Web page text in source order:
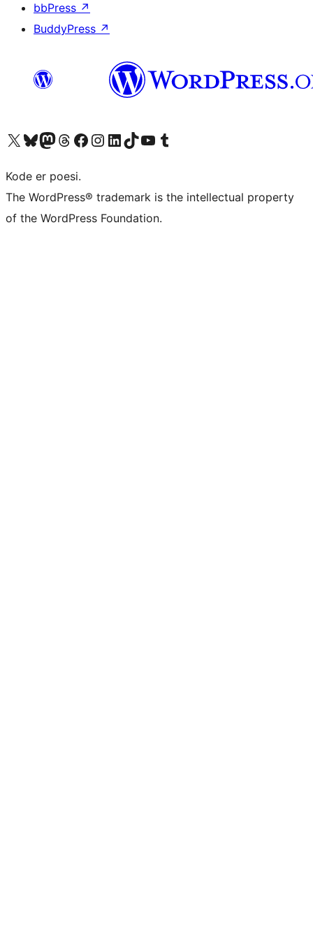
bbPress ↗
BuddyPress ↗
Besøk vår konto på X Visit our Bluesky account
Besøk vår Mastodon-konto
Visit our Threads account
Besøk vår Facebook-sideBesøk vår Instagram-konto
Besøk vår LinkedIn-konto
Visit our TikTok account
Visit our YouTube channel
Visit our Tumblr account
Kode er poesi.
The WordPress® trademark is the intellectual property
of the WordPress Foundation.